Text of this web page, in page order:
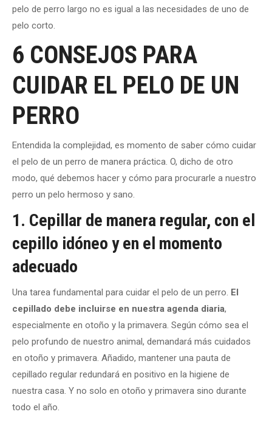
pelo de perro largo no es igual a las necesidades de uno de
pelo corto.
6 CONSEJOS PARA
CUIDAR EL PELO DE UN
PERRO
Entendida la complejidad, es momento de saber cómo cuidar
el pelo de un perro de manera práctica. O, dicho de otro
modo, qué debemos hacer y cómo para procurarle a nuestro
perro un pelo hermoso y sano.
1. Cepillar de manera regular, con el
cepillo idóneo y en el momento
adecuado
Una tarea fundamental para cuidar el pelo de un perro. El
cepillado debe incluirse en nuestra agenda diaria,
especialmente en otoño y la primavera. Según cómo sea el
pelo profundo de nuestro animal, demandará más cuidados
en otoño y primavera. Añadido, mantener una pauta de
cepillado regular redundará en positivo en la higiene de
nuestra casa. Y no solo en otoño y primavera sino durante
todo el año.